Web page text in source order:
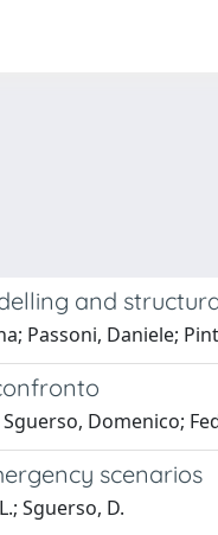
and
Passoni, Daniele;
Domenico;
scenarios
Sguerso, D.